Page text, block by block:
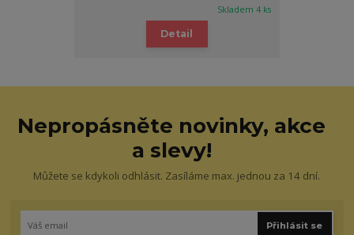
Skladem 4 ks
Detail
Nepropásněte novinky, akce
a slevy!
Můžete se kdykoli odhlásit. Zasíláme max. jednou za 14 dní.
Přihlásit se